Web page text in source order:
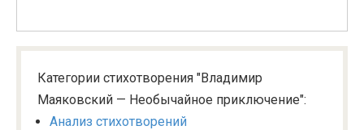
Категории стихотворения "Владимир
Маяковский — Необычайное приключение":
Анализ стихотворений